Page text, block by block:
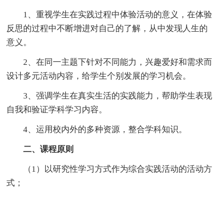
1、重视学生在实践过程中体验活动的意义，在体验
反思的过程中不断增进对自己的了解，从中发现人生的
意义。
2、在同一主题下针对不同能力，兴趣爱好和需求而
设计多元活动内容，给学生个别发展的学习机会。
3、强调学生在真实生活的实践能力，帮助学生表现
自我和验证学科学习内容。
4、运用校内外的多种资源，整合学科知识。
二、课程原则
（1）以研究性学习方式作为综合实践活动的活动方
式；